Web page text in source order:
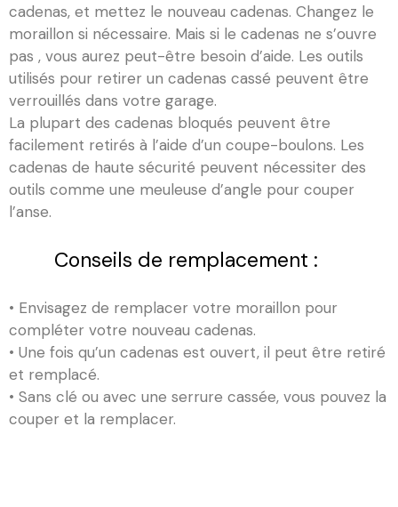
cadenas, et mettez le nouveau cadenas. Changez le
moraillon si nécessaire. Mais si le cadenas ne s’ouvre
pas , vous aurez peut-être besoin d’aide. Les outils
utilisés pour retirer un cadenas cassé peuvent être
verrouillés dans votre garage.
La plupart des cadenas bloqués peuvent être
facilement retirés à l’aide d’un coupe-boulons. Les
cadenas de haute sécurité peuvent nécessiter des
outils comme une meuleuse d’angle pour couper
l’anse.
Conseils de remplacement :
• Envisagez de remplacer votre moraillon pour
compléter votre nouveau cadenas.
• Une fois qu’un cadenas est ouvert, il peut être retiré
et remplacé.
• Sans clé ou avec une serrure cassée, vous pouvez la
couper et la remplacer.